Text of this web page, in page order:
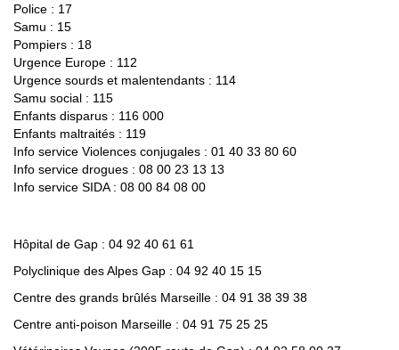
Police : 17
Samu : 15
Pompiers : 18
Urgence Europe : 112
Urgence sourds et malentendants : 114
Samu social : 115
Enfants disparus : 116 000
Enfants maltraités : 119
Info service Violences conjugales : 01 40 33 80 60
Info service drogues : 08 00 23 13 13
Info service SIDA : 08 00 84 08 00
Hôpital de Gap : 04 92 40 61 61
Polyclinique des Alpes Gap : 04 92 40 15 15
Centre des grands brûlés Marseille : 04 91 38 39 38
Centre anti-poison Marseille : 04 91 75 25 25